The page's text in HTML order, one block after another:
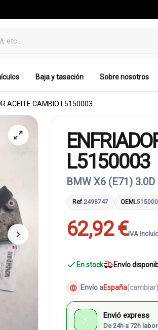
Baja y tasación Sobre nosotros
ACEITE CAMBIO L5150003
L5150003
BMW X6 (E71) 3.0D
Ref.2498747 OEM
62,92 €IVA
En stock Envío
Envío aEspaña(cambiar)
⚡ Envió express
De 24h a 72h